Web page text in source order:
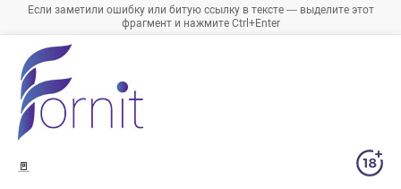
Если заметили ошибку или битую ссылку в тексте — выделите этот
фрагмент и нажмите Ctrl+Enter
🚪